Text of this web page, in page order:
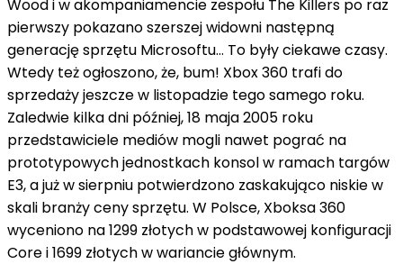
Wood i w akompaniamencie zespołu The Killers po raz
pierwszy pokazano szerszej widowni następną
generację sprzętu Microsoftu… To były ciekawe czasy.
Wtedy też ogłoszono, że, bum! Xbox 360 trafi do
sprzedaży jeszcze w listopadzie tego samego roku.
Zaledwie kilka dni później, 18 maja 2005 roku
przedstawiciele mediów mogli nawet pograć na
prototypowych jednostkach konsol w ramach targów
E3, a już w sierpniu potwierdzono zaskakująco niskie w
skali branży ceny sprzętu. W Polsce, Xboksa 360
wyceniono na 1299 złotych w podstawowej konfiguracji
Core i 1699 złotych w wariancie głównym.